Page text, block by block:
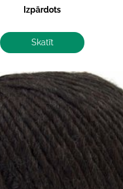
Izpārdots
Skatīt